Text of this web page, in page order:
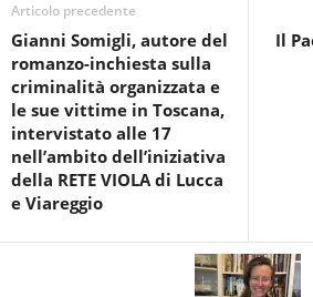
Articolo precedente
Gianni Somigli, autore del
romanzo-inchiesta sulla
criminalità organizzata e
le sue vittime in Toscana,
intervistato alle 17
nell’ambito dell’iniziativa
della RETE VIOLA di Lucca
e Viareggio
Il